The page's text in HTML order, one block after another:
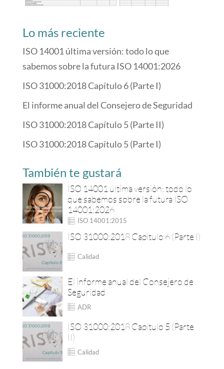
Lo más reciente
ISO 14001 última versión: todo lo que
sabemos sobre la futura ISO 14001:2026
ISO 31000:2018 Capítulo 6 (Parte I)
El informe anual del Consejero de Seguridad
ISO 31000:2018 Capítulo 5 (Parte II)
ISO 31000:2018 Capítulo 5 (Parte I)
También te gustará
ISO 14001:2015
ISO 14001 última versión: todo lo
que sabemos sobre la futura ISO
14001:2026
Calidad
ISO 31000:2018 Capítulo 6 (Parte I)
ADR
El informe anual del Consejero de
Seguridad
Calidad
ISO 31000:2018 Capítulo 5 (Parte
II)